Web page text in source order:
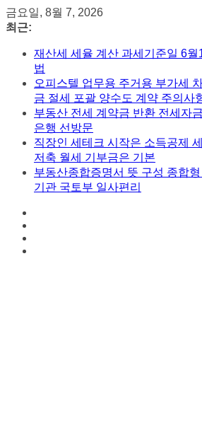
콘
텐
금요일, 8월 7, 2026
최근:
재산세 세율 계산 과세기준일 6
법
오피스텔 업무용 주거용 부가세
금 절세 포괄 양수도 계약 주의사
부동산 전세 계약금 반환 전세자
은행 선방문
직장인 세테크 시작은 소득공제
저축 월세 기부금은 기본
부동산종합증명서 뜻 구성 종합
기관 국토부 일사편리